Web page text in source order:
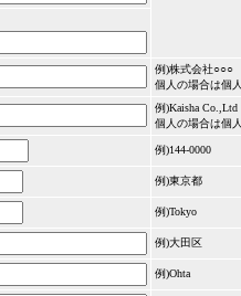
例)株式会社○○○
個人の場合は個
例)Kaisha Co.,Ltd
個人の場合は個
例)144-0000
例)東京都
例)Tokyo
例)大田区
例)Ohta